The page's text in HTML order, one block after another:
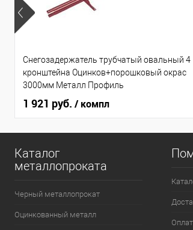
Снегозадержатель трубчатый овальный 4
кронштейна Оцинков+порошковый окрас
3000мм Металл Профиль
1 921 руб. / компл
Каталог
металлопроката
Черный металлопрокат
Оцинкованный металл